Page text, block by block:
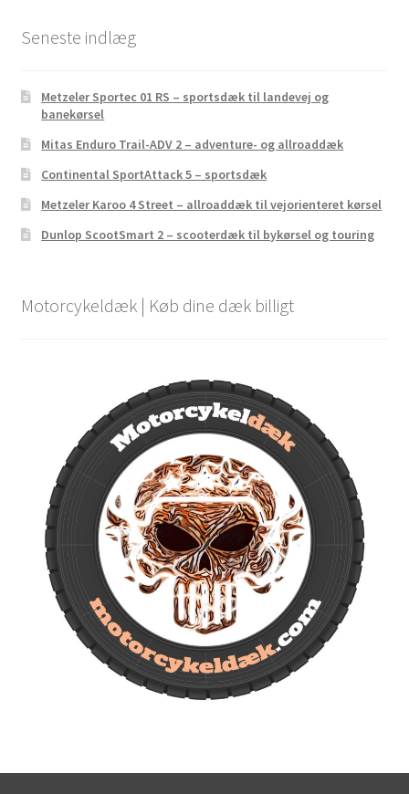
Seneste indlæg
Metzeler Sportec 01 RS – sportsdæk til landevej og
banekørsel
Mitas Enduro Trail-ADV 2 – adventure- og allroaddæk
Continental SportAttack 5 – sportsdæk
Metzeler Karoo 4 Street – allroaddæk til vejorienteret kørsel
Dunlop ScootSmart 2 – scooterdæk til bykørsel og touring
Motorcykeldæk | Køb dine dæk billigt